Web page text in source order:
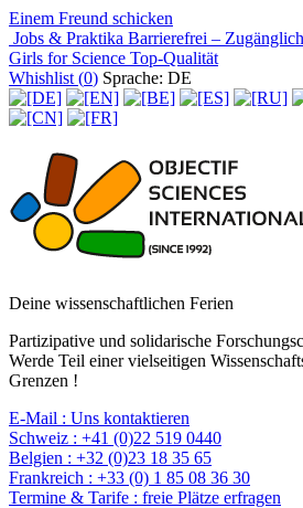
Einem Freund schicken
Jobs & Praktika Barrierefrei –
Girls for Science Top-Qualität
Whishlist (0) Sprache: DE
Deine wissenschaftlichen Ferien
Partizipative und solidarische
Werde Teil einer vielseitigen
Grenzen !
E-Mail : Uns kontaktieren
Schweiz : +41 (0)22 519 0440
Belgien : +32 (0)23 18 35 65
Frankreich : +33 (0) 1 85 08 36 30
Termine & Tarife : freie Plätze erfragen